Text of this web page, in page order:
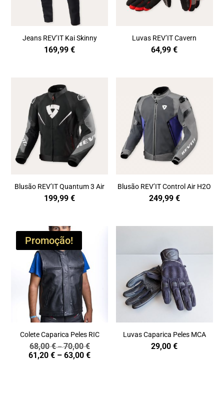
Jeans REV’IT Kai Skinny
169,99€
Luvas REV’IT Cavern
64,99€
Blusão REV’IT Quantum 3 Air
199,99€
Blusão REV’IT Control Air H2O
249,99 €
Promoção!
Colete Caparica Peles RIC
68,00€–70,00€Price
range:
61,20€ – 63,00€Price
Luvas Caparica Peles MCA
29,00€